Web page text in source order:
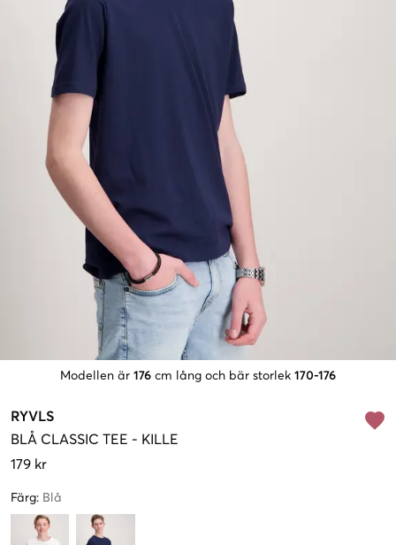
Modellen är 176 cm lång och bär storlek 170-176
RYVLS
BLÅ CLASSIC TEE - KILLE
179 kr
Färg: Blå